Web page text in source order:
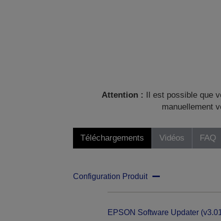
Attention :
Il est possible que
manuellement
Téléchargements Vidéos FAQ
Configuration Produit
EPSON Software Updater